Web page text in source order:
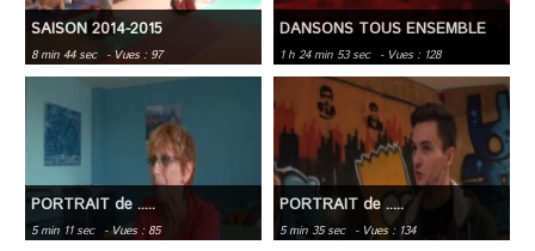
SAISON 2014-2015
8 min 44 sec - Vues : 97
DANSONS TOUS ENSEMBLE
1 h 24 min 53 sec - Vues : 128
PORTRAIT de .....
5 min 11 sec - Vues : 85
PORTRAIT de .....
5 min 35 sec - Vues : 134